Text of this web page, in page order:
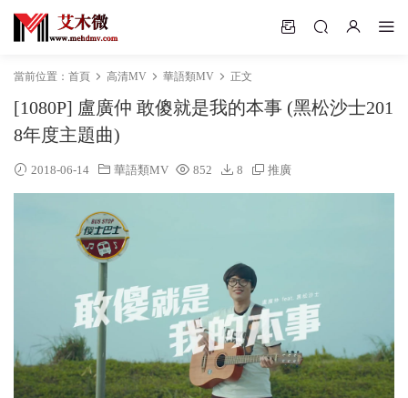
當前位置： 首頁 高清MV 華語類MV 正文
[1080P] 盧廣仲 敢傻就是我的本事 (黑松沙士201
8年度主題曲)
2018-06-14 華語類MV 852 8 推廣